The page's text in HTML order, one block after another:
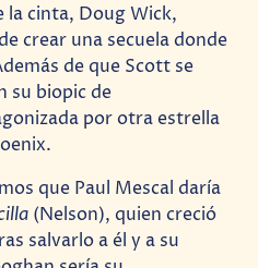
cinta, Doug Wick,
crear una secuela donde
de que Scott se
su biopic de
por otra estrella
que Paul Mescal daría
(Nelson), quien creció
salvarlo a él y a su